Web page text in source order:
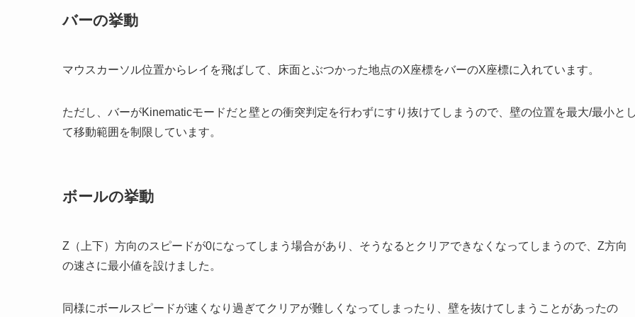
バーの挙動
マウスカーソル位置からレイを飛ばして、床面とぶつかった地点のX座標をバーのX座標に入れています。
ただし、バーがKinematicモードだと壁との衝突判定を行わずにすり抜けてしまうので、壁の位置を最大/最小と
て移動範囲を制限しています。
ボールの挙動
Z（上下）方向のスピードが0になってしまう場合があり、そうなるとクリアできなくなってしまうので、Z方向
の速さに最小値を設けました。
同様にボールスピードが速くなり過ぎてクリアが難しくなってしまったり、壁を抜けてしまうことがあったの